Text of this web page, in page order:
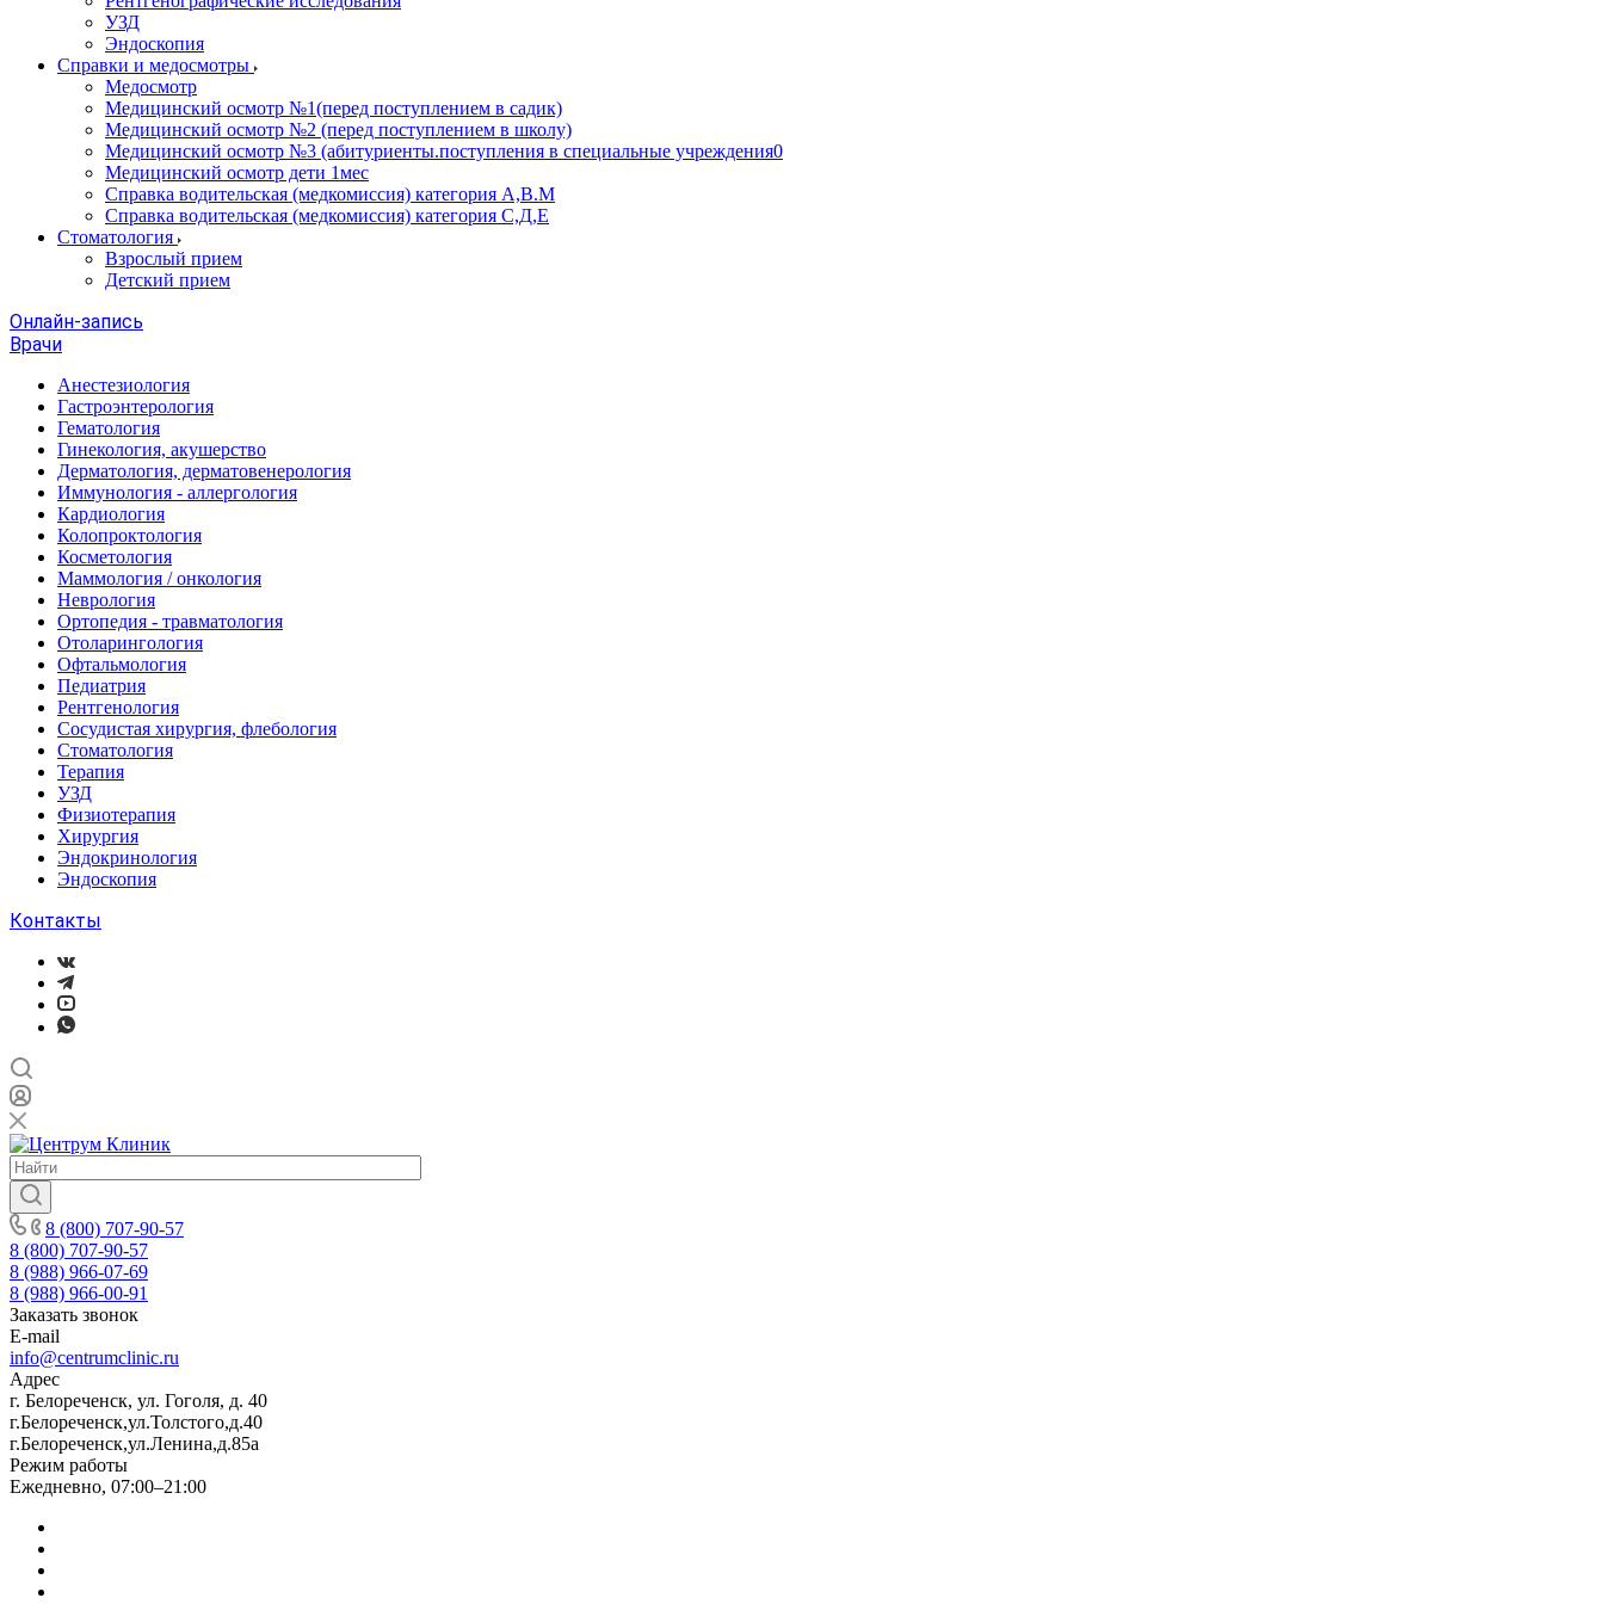
УЗД
Эндоскопия
Справки и медосмотры
Медосмотр
Медицинский осмотр №1(перед поступлением в садик)
Медицинский осмотр №2 (перед поступлением в школу)
Медицинский осмотр №3 (абитуриенты.поступления в специальные учреждения0
Медицинский осмотр дети 1мес
Справка водительская (медкомиссия) категория А,В.М
Справка водительская (медкомиссия) категория С,Д,Е
Стоматология
Взрослый прием
Детский прием
Онлайн-запись
Врачи
Анестезиология
Гастроэнтерология
Гематология
Гинекология, акушерство
Дерматология, дерматовенерология
Иммунология - аллергология
Кардиология
Колопроктология
Косметология
Маммология / онкология
Неврология
Ортопедия - травматология
Отоларингология
Офтальмология
Педиатрия
Рентгенология
Сосудистая хирургия, флебология
Стоматология
Терапия
УЗД
Физиотерапия
Хирургия
Эндокринология
Эндоскопия
Контакты
8 (800) 707-90-57
8 (800) 707-90-57
8 (988) 966-07-69
8 (988) 966-00-91
Заказать звонок
E-mail
info@centrumclinic.ru
Адрес
г. Белореченск, ул. Гоголя, д. 40
г.Белореченск,ул.Толстого,д.40
г.Белореченск,ул.Ленина,д.85а
Режим работы
Ежедневно, 07:00–21:00